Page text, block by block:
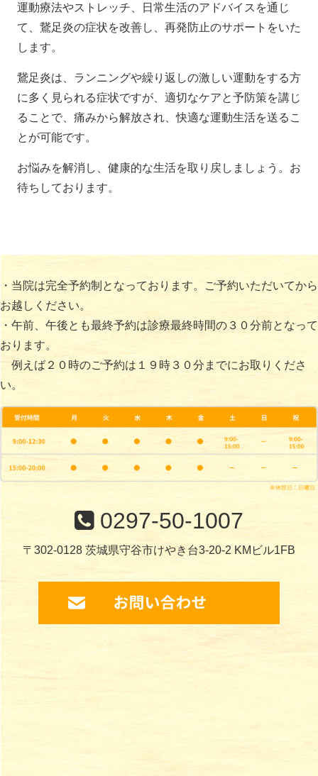
運動療法やストレッチ、日常生活のアドバイスを通じ
て、鵞足炎の症状を改善し、再発防止のサポートをいた
します。
鵞足炎は、ランニングや繰り返しの激しい運動をする方
に多く見られる症状ですが、適切なケアと予防策を講じ
ることで、痛みから解放され、快適な運動生活を送るこ
とが可能です。
お悩みを解消し、健康的な生活を取り戻しましょう。お
待ちしております。
・当院は完全予約制となっております。ご予約いただいてから
お越しください。
・午前、午後とも最終予約は診療最終時間の３０分前となって
おります。
例えば２０時のご予約は１９時３０分までにお取りくださ
い。
0297-50-1007
〒302-0128 茨城県守谷市けやき台3-20-2 KMビル1FB